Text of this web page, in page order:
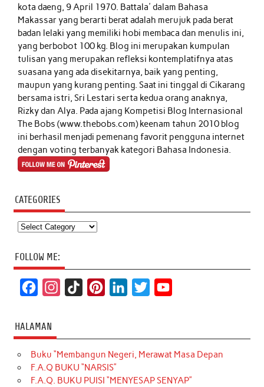
kota daeng, 9 April 1970. Battala' dalam Bahasa
Makassar yang berarti berat adalah merujuk pada berat
badan lelaki yang memiliki hobi membaca dan menulis ini,
yang berbobot 100 kg. Blog ini merupakan kumpulan
tulisan yang merupakan refleksi kontemplatifnya atas
suasana yang ada disekitarnya, baik yang penting,
maupun yang kurang penting. Saat ini tinggal di Cikarang
bersama istri, Sri Lestari serta kedua orang anaknya,
Rizky dan Alya. Pada ajang Kompetisi Blog Internasional
The Bobs (www.thebobs.com) keenam tahun 2010 blog
ini berhasil menjadi pemenang favorit pengguna internet
dengan voting terbanyak kategori Bahasa Indonesia.
CATEGORIES
Categories
FOLLOW ME:
c
e
b
o
t
a
g
T
o
k
t
e
r
k
e
d
t
t
e
T
u
b
HALAMAN
Buku “Membangun Negeri, Merawat Masa Depan
F.A.Q BUKU “NARSIS”
F.A.Q. BUKU PUISI “MENYESAP SENYAP”